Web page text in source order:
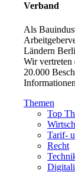
Verband
Als
Ländern
Wir vertreten
20.000
Themen
Top
Tarif-
Recht